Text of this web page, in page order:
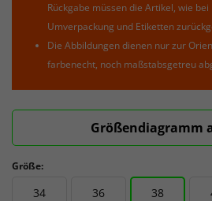
Rückgabe müssen die Artikel, wie
Umverpackung und Etiketten
Die Abbildungen dienen nur zur
farbenecht, noch maßstabsgetreu
Größendiagramm
Größe:
34 36 38